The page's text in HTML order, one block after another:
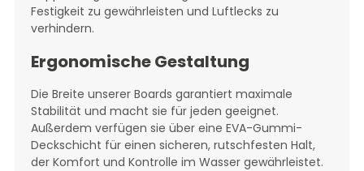
Festigkeit zu gewährleisten und Luftlecks zu
verhindern.
Ergonomische Gestaltung
Die Breite unserer Boards garantiert maximale
Stabilität und macht sie für jeden geeignet.
Außerdem verfügen sie über eine EVA-Gummi-
Deckschicht für einen sicheren, rutschfesten Halt,
der Komfort und Kontrolle im Wasser gewährleistet.